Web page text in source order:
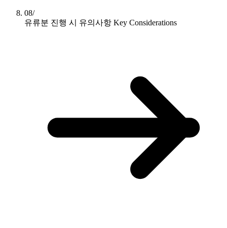
08/
유류분 진행 시 유의사항 Key Considerations